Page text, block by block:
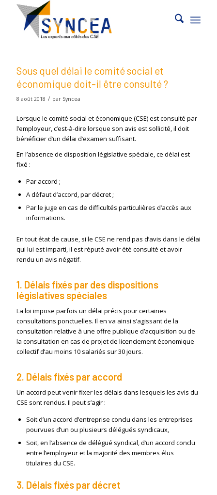
Sous quel délai le comité social et
économique doit-il être consulté ?
8 août 2018 / par Syncea
Lorsque le comité social et économique (CSE) est consulté par
l’employeur, c’est-à-dire lorsque son avis est sollicité, il doit
bénéficier d’un délai d’examen suffisant.
En l’absence de disposition législative spéciale, ce délai est
fixé :
Par accord ;
A défaut d’accord, par décret ;
Par le juge en cas de difficultés particulières d’accès aux
informations.
En tout état de cause, si le CSE ne rend pas d’avis dans le délai
qui lui est imparti, il est réputé avoir été consulté et avoir
rendu un avis négatif.
1. Délais fixés par des dispositions
législatives spéciales
La loi impose parfois un délai précis pour certaines
consultations ponctuelles. Il en va ainsi s’agissant de la
consultation relative à une offre publique d’acquisition ou de
la consultation en cas de projet de licenciement économique
collectif d’au moins 10 salariés sur 30 jours.
2. Délais fixés par accord
Un accord peut venir fixer les délais dans lesquels les avis du
CSE sont rendus. Il peut s’agir :
Soit d’un accord d’entreprise conclu dans les entreprises
pourvues d’un ou plusieurs délégués syndicaux,
Soit, en l’absence de délégué syndical, d’un accord conclu
entre l’employeur et la majorité des membres élus
titulaires du CSE.
3. Délais fixés par décret